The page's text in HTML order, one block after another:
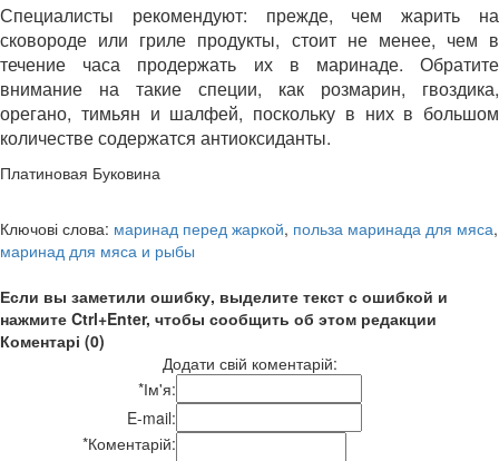
Специалисты рекомендуют: прежде, чем жарить на
сковороде или гриле продукты, стоит не менее, чем в
течение часа продержать их в маринаде. Обратите
внимание на такие специи, как розмарин, гвоздика,
орегано, тимьян и шалфей, поскольку в них в большом
количестве содержатся антиоксиданты.
Платиновая Буковина
Ключові слова: маринад перед жаркой, польза маринада для мяса,
маринад для мяса и рыбы
Если вы заметили ошибку, выделите текст с ошибкой и
нажмите Ctrl+Enter, чтобы сообщить об этом редакции
Коментарі (0)
Додати свій коментарій:
*Ім'я:
E-mail:
*Коментарій: